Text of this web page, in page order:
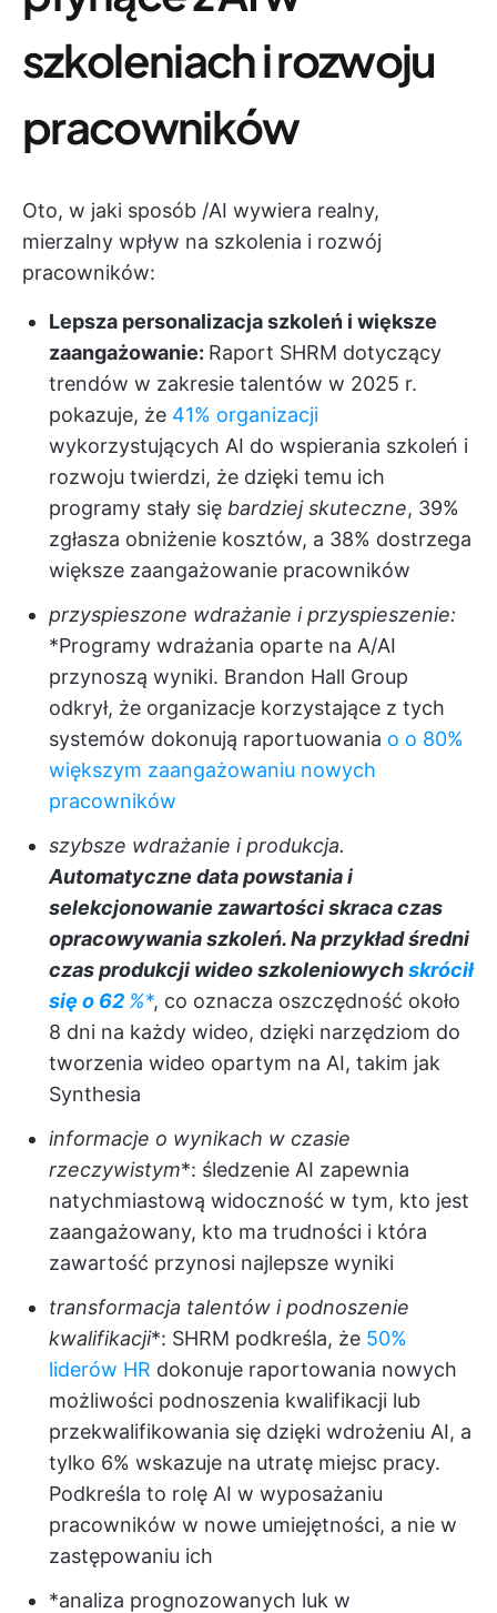
szkoleniach i rozwoju
pracowników
Oto, w jaki sposób /AI wywiera realny,
mierzalny wpływ na szkolenia i rozwój
pracowników:
Lepsza personalizacja szkoleń i większe
zaangażowanie: Raport SHRM dotyczący
trendów w zakresie talentów w 2025 r.
pokazuje, że 41% organizacji
wykorzystujących AI do wspierania szkoleń i
rozwoju twierdzi, że dzięki temu ich
programy stały się bardziej skuteczne, 39%
zgłasza obniżenie kosztów, a 38% dostrzega
większe zaangażowanie pracowników
przyspieszone wdrażanie i przyspieszenie:
*Programy wdrażania oparte na A/AI
przynoszą wyniki. Brandon Hall Group
odkrył, że organizacje korzystające z tych
systemów dokonują raportuowania o o 80%
większym zaangażowaniu nowych
pracowników
szybsze wdrażanie i produkcja.
Automatyczne data powstania i
selekcjonowanie zawartości skraca czas
opracowywania szkoleń. Na przykład średni
czas produkcji wideo szkoleniowychskrócił
się o 62 %*, co oznacza oszczędność około
8 dni na każdy wideo, dzięki narzędziom do
tworzenia wideo opartym na AI, takim jak
Synthesia
informacje o wynikach w czasie
rzeczywistym*: śledzenie AI zapewnia
natychmiastową widoczność w tym, kto jest
zaangażowany, kto ma trudności i która
zawartość przynosi najlepsze wyniki
transformacja talentów i podnoszenie
kwalifikacji*: SHRM podkreśla, że 50%
liderów HR dokonuje raportowania nowych
możliwości podnoszenia kwalifikacji lub
przekwalifikowania się dzięki wdrożeniu AI, a
tylko 6% wskazuje na utratę miejsc pracy.
Podkreśla to rolę AI w wyposażaniu
pracowników w nowe umiejętności, a nie w
zastępowaniu ich
*analiza prognozowanych luk w